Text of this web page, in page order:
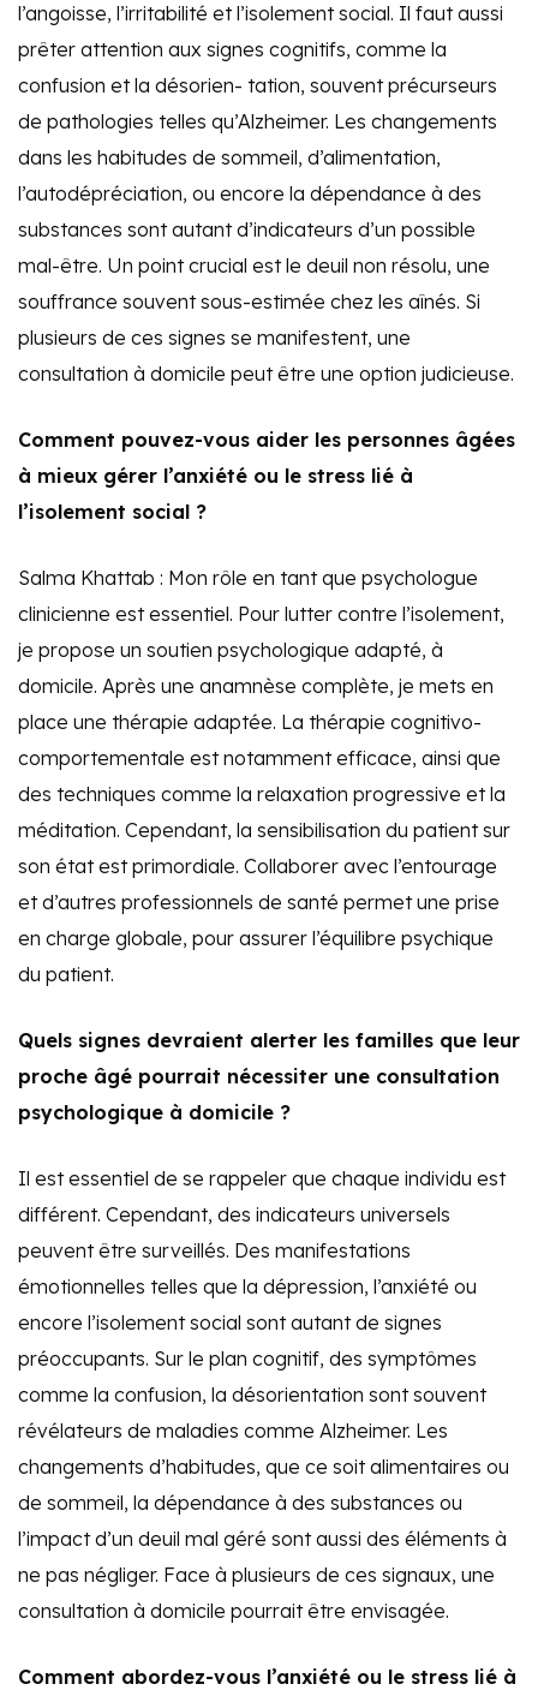
l’angoisse, l’irritabilité et l’isolement social. Il faut aussi
prêter attention aux signes cognitifs, comme la
confusion et la désorien- tation, souvent précurseurs
de pathologies telles qu’Alzheimer. Les changements
dans les habitudes de sommeil, d’alimentation,
l’autodépréciation, ou encore la dépendance à des
substances sont autant d’indicateurs d’un possible
mal-être. Un point crucial est le deuil non résolu, une
souffrance souvent sous-estimée chez les aînés. Si
plusieurs de ces signes se manifestent, une
consultation à domicile peut être une option judicieuse.
Comment pouvez-vous aider les personnes âgées
à mieux gérer l’anxiété ou le stress lié à
l’isolement social ?
Salma Khattab : Mon rôle en tant que psychologue
clinicienne est essentiel. Pour lutter contre l’isolement,
je propose un soutien psychologique adapté, à
domicile. Après une anamnèse complète, je mets en
place une thérapie adaptée. La thérapie cognitivo-
comportementale est notamment efficace, ainsi que
des techniques comme la relaxation progressive et la
méditation. Cependant, la sensibilisation du patient sur
son état est primordiale. Collaborer avec l’entourage
et d’autres professionnels de santé permet une prise
en charge globale, pour assurer l’équilibre psychique
du patient.
Quels signes devraient alerter les familles que leur
proche âgé pourrait nécessiter une consultation
psychologique à domicile ?
Il est essentiel de se rappeler que chaque individu est
différent. Cependant, des indicateurs universels
peuvent être surveillés. Des manifestations
émotionnelles telles que la dépression, l’anxiété ou
encore l’isolement social sont autant de signes
préoccupants. Sur le plan cognitif, des symptômes
comme la confusion, la désorientation sont souvent
révélateurs de maladies comme Alzheimer. Les
changements d’habitudes, que ce soit alimentaires ou
de sommeil, la dépendance à des substances ou
l’impact d’un deuil mal géré sont aussi des éléments à
ne pas négliger. Face à plusieurs de ces signaux, une
consultation à domicile pourrait être envisagée.
Comment abordez-vous l’anxiété ou le stress lié à